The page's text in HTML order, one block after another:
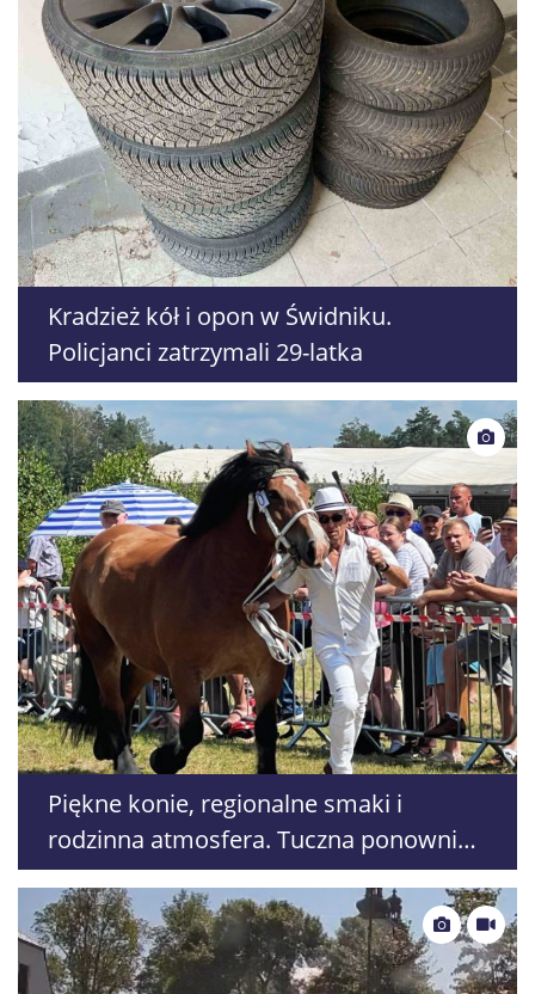
Kradzież kół i opon w Świdniku.
Policjanci zatrzymali 29-latka
Piękne konie, regionalne smaki i
rodzinna atmosfera. Tuczna ponownie
przyciąga tłumy